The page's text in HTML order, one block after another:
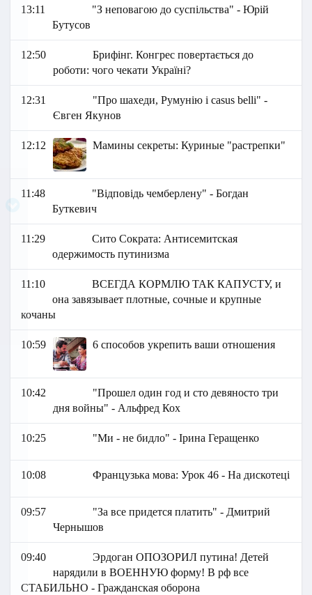
13:11
"З неповагою до суспільства" - Юрій
Бутусов
12:50
Брифінг. Конгрес повертається до
роботи: чого чекати Україні?
12:31
"Про шахеди, Румунію і casus belli" -
Євген Якунов
12:12 Мамины секреты: Куриные "растрепки"
11:48
"Відповідь чемберлену" - Богдан
Буткевич
11:29
Сито Сократа: Антисемитская
одержимость путинизма
11:10
ВСЕГДА КОРМЛЮ ТАК КАПУСТУ, и
она завязывает плотные, сочные и крупные
кочаны
10:59 6 способов укрепить ваши отношения
10:42
"Прошел один год и сто девяносто три
дня войны" - Альфред Кох
10:25 "Ми - не бидло" - Ірина Геращенко
10:08 Французька мова: Урок 46 - На дискотеці
09:57
"За все придется платить" - Дмитрий
Чернышов
09:40
Эрдоган ОПОЗОРИЛ путина! Детей
нарядили в ВОЕННУЮ форму! В рф все
СТАБИЛЬНО - Гражданская оборона